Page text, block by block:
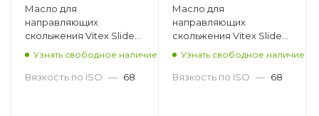
Масло для
направляющих
скольжения Vitex Slide
MNS 68, 200л
Узнать свободное наличие
Вязкость по ISO — 68
Масло для
направляющих
скольжения Vitex Slide
Узнать свободное наличие
Вязкость по ISO — 68